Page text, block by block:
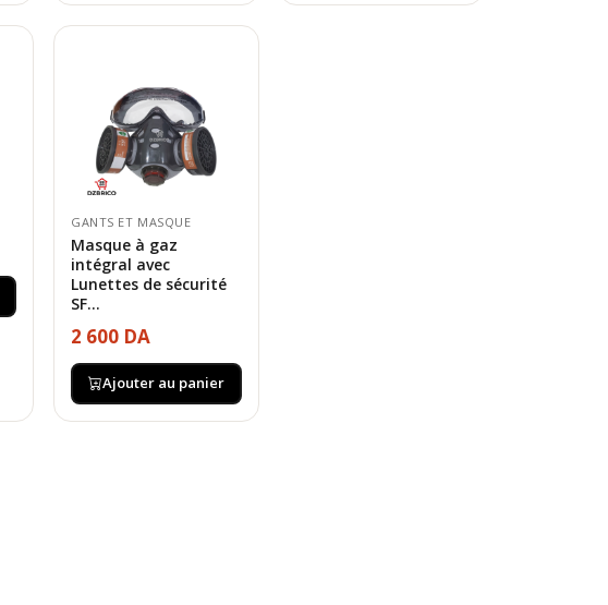
GANTS ET MASQUE
Masque à gaz
intégral avec
Lunettes de sécurité
SF...
2 600 DA
Ajouter au panier